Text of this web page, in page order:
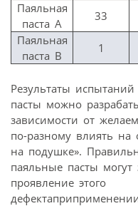
Паяльная
паста А
33
Паяльная
паста В
1
Результаты
пасты можно
зависимости от
по-разному влиять на
на подушке».
паяльные пасты могут
проявление этого